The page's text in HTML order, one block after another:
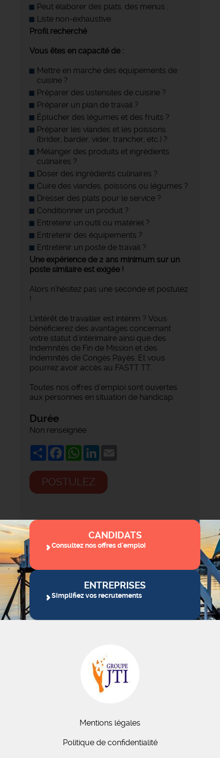
Peut élaborer des plats, des menus ;
Liste non-exhaustive.
Profil recherché
Vous êtes en capacité de :
Mettre en marche des équipements de
cuisine ?
Préparer des ustensiles de cuisine ?
Préparer un plan de travail ?
Éplucher des légumes et des fruits ?
Préparer les viandes et les poissons
(brider, barder, vider, trancher, etc.) ?
Mélanger des produits et ingrédients
culinaires ?
Doser des ingrédients culinaires ?
Cuire des viandes, poissons ou légumes ?
Dresser des plats pour le service ?
Conditionner un produit ?
Entretenir un outil ou matériel ?
Entretenir des équipements ?
Entretenir un poste de travail ?
Une expérience de 2 ans minimum sur un
poste similaire est exigée !
Alors n’hésitez pas une seconde et postulez
!
L’intérêt de travailler est intérim ? Vous
bénéficierez des avantages concernant
votre statut d'intérimaire ainsi que des
Indemnités de Fin de Mission et des
Indemnités de Congés Payés. Et vous
pourrez avoir accès au FASTT TT.
Toutes nos offres d’emploi sont ouvertes
aux personnes en situation de handicap.
Durée
Non renseignée
ShareFacebookWhatsApp
LinkedIn
POSTULEZ
CANDIDATS
Consultez nos offres d'emploi
ENTREPRISES
Simplifiez vos recrutements
Mentions légales
Politique de confidentialité